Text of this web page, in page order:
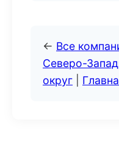
← Все
Северо-
округ